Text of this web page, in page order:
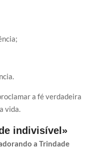
a fé verdadeira
vida.
indivisível»
a Trindade